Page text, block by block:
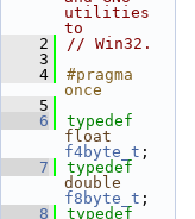
utilities
to
    2
// Win32.
    3
    4
#pragma
once
    5
    6
typedef
float
f4byte_t ;
    7
typedef
double
f8byte_t ;
    8
typedef